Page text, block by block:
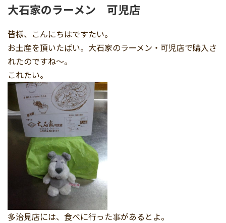
大石家のラーメン 可児店
皆様、こんにちはですたい。
お土産を頂いたばい。大石家のラーメン・可児店で購入さ
れたのですね～。
これたい。
多治見店には、食べに行った事があるとよ。